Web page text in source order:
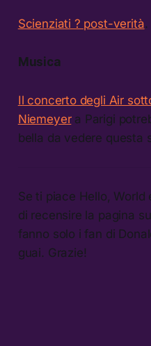
Scienziati ? post-verità
Musica
Il concerto degli Air
Niemeyera Parigi
bella da vedere questa
Se ti piace Hello, World
di recensire la pagina
fanno solo i fan di
guai. Grazie!